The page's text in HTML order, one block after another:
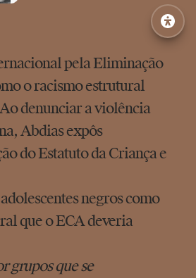
pela Eliminação
o racismo estrutural
denunciar a violência
Abdias expôs
do Estatuto da Criança e
negros como
que o ECA deveria
grupos que se